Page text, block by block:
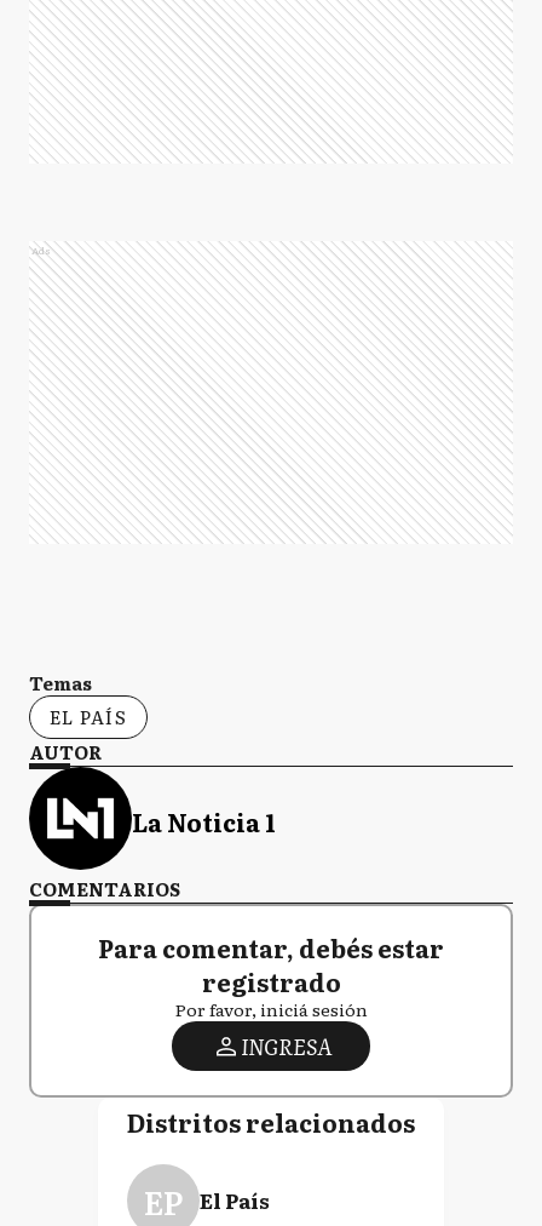
Ads
Temas
EL PAÍS
AUTOR
La Noticia 1
COMENTARIOS
Para comentar, debés estar
registrado
Por favor, iniciá sesión
INGRESA
Distritos relacionados
EP El País